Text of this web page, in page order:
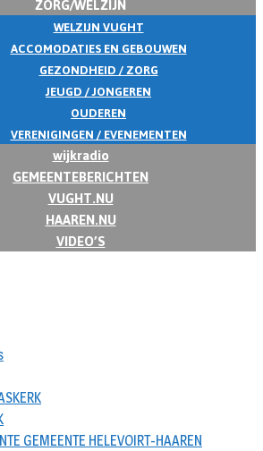
WELZIJN VUGHT
ACCOMODATIES EN GEBOUWEN
GEZONDHEID / ZORG
JEUGD / JONGEREN
OUDEREN
VERENIGINGEN / EVENEMENTEN
wijkradio
GEMEENTEBERICHTEN
VUGHT.NU
HAAREN.NU
VIDEO’S
GEMEENTE HELEVOIRT-HAAREN